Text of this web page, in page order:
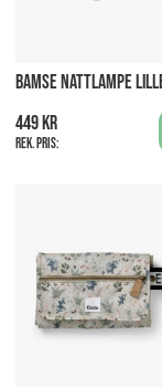
BAMSE NATTLAMPE
449 kr
Rek. pris: